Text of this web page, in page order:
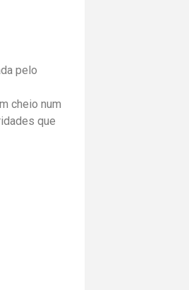
pelo
cheio num
que